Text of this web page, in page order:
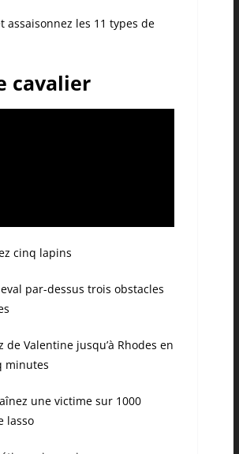
assaisonnez les 11 types de
cavalier
cinq lapins
par-dessus trois obstacles
de Valentine jusqu’à Rhodes en
minutes
une victime sur 1000
lasso